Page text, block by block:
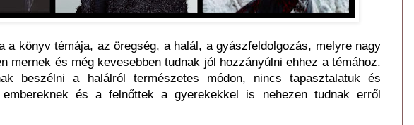
a könyv témája, az öregség, a halál, a gyászfeldolgozás, melyre nagy
mernek és még kevesebben tudnak jól hozzányúlni ehhez a témához.
beszélni a halálról természetes módon, nincs tapasztalatuk és
és a felnőttek a gyerekekkel is nehezen tudnak erről